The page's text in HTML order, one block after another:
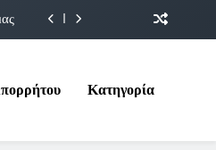
Κατηγορία